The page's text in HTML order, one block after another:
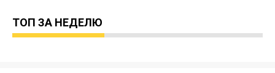
ТОП ЗА НЕДЕЛЮ